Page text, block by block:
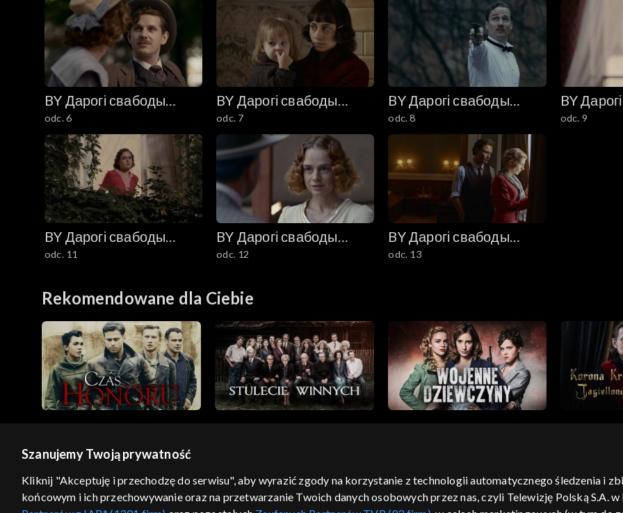
BY Дарогі свабоды
(Drogi wolności)
odc. 6
BY Дарогі свабоды
(Drogi wolności)
odc. 7
BY Дарогі свабоды
(Drogi wolności)
odc. 8
BY
(Drogi
odc. 9
BY Дарогі свабоды
(Drogi wolności)
odc. 11
BY Дарогі свабоды
(Drogi wolności)
odc. 12
BY Дарогі свабоды
(Drogi wolności)
odc. 13
Rekomendowane dla Ciebie
regulamin serwisu cennik polityka prywatności moje zgody pomoc kontakt voucher
Szanujemy Twoją prywatność
Kliknij "Akceptuję i przechodzę do serwisu", aby wyrazić zgody na korzystanie z technologii automatycznego śledzenia i
końcowym i ich przechowywanie oraz na przetwarzanie Twoich danych osobowych przez nas, czyli Telewizję Polską S.A.